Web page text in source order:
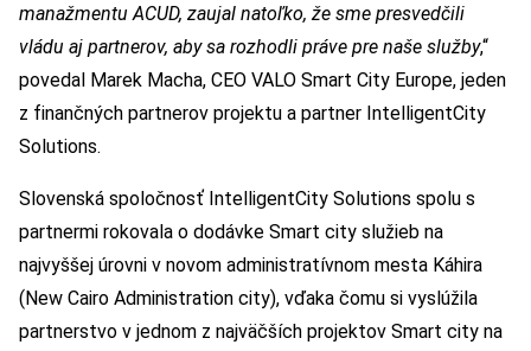
manažmentu ACUD, zaujal natoľko, že sme presvedčili
vládu aj partnerov, aby sa rozhodli práve pre naše služby,“
povedal Marek Macha, CEO VALO Smart City Europe, jeden
z finančných partnerov projektu a partner IntelligentCity
Solutions.
Slovenská spoločnosť IntelligentCity Solutions spolu s
partnermi rokovala o dodávke Smart city služieb na
najvyššej úrovni v novom administratívnom mesta Káhira
(New Cairo Administration city), vďaka čomu si vyslúžila
partnerstvo v jednom z najväčších projektov Smart city na